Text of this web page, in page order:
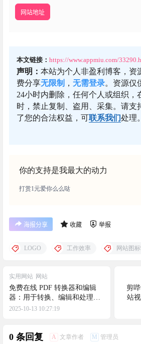
网站地址
本文链接： https://www.appmiu.com/
声明： 本站为个人非盈利博客，资
费分享无限制 ， 无需登录。资源仅
24小时内删除，任何个人或组织，
时，禁止复制、盗用、采集。请支
了您的合法权益，可联系我们处理。
你的支持是我最大的动力
打赏1元爱你么么哒
海报分享 收藏 举报
LOGO 工作效率 网站图
实用网站 网站
免费在线 PDF 转换器和编辑
器：用于转换、编辑和处理
PDF 文件，word、Excel转PDF
2025-10-13 10:27:19
剪
站
放的
0 条回复 A 文章作者 M 管理员